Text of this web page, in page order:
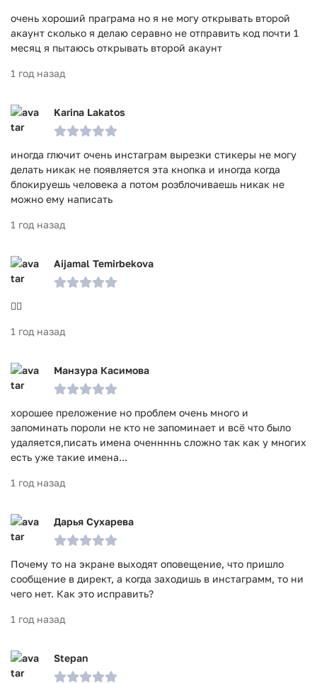
очень хороший праграма но я не могу открывать второй
акаунт сколько я делаю серавно не отправить код почти 1
месяц я пытаюсь открывать второй акаунт
1 год назад
Karina Lakatos
иногда глючит очень инстаграм вырезки стикеры не могу
делать никак не появляется эта кнопка и иногда когда
блокируешь человека а потом розблочиваешь никак не
можно ему написать
1 год назад
Aijamal Temirbekova
👍🏿
1 год назад
Манзура Касимова
хорошее преложение но проблем очень много и
запоминать пороли не кто не запоминает и всё что было
удаляется,писать имена оченнннь сложно так как у многих
есть уже такие имена...
1 год назад
Дарья Сухарева
Почему то на экране выходят оповещение, что пришло
сообщение в директ, а когда заходишь в инстаграмм, то ни
чего нет. Как это исправить?
1 год назад
Stepan